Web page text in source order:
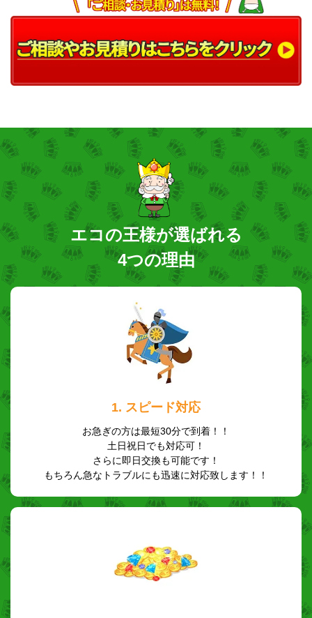
エコの王様が選ばれる
4つの理由
1. スピード対応
お急ぎの方は最短30分で到着！！
土日祝日でも対応可！
さらに即日交換も可能です！
もちろん急なトラブルにも迅速に対応致します！！